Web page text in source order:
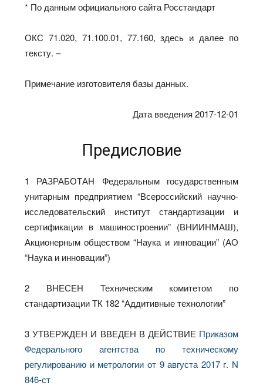
* По данным официального сайта Росстандарт
ОКС 71.020, 71.100.01, 77.160, здесь и далее по
тексту. –
Примечание изготовителя базы данных.
Дата введения 2017-12-01
Предисловие
1 РАЗРАБОТАН Федеральным государственным
унитарным предприятием “Всероссийский научно-
исследовательский институт стандартизации и
сертификации в машиностроении” (ВНИИНМАШ),
Акционерным обществом “Наука и инновации” (АО
“Наука и инновации”)
2 ВНЕСЕН Техническим комитетом по
стандартизации ТК 182 “Аддитивные технологии”
3 УТВЕРЖДЕН И ВВЕДЕН В ДЕЙСТВИЕ Приказом
Федерального агентства по техническому
регулированию и метрологии от 9 августа 2017 г. N
846-ст